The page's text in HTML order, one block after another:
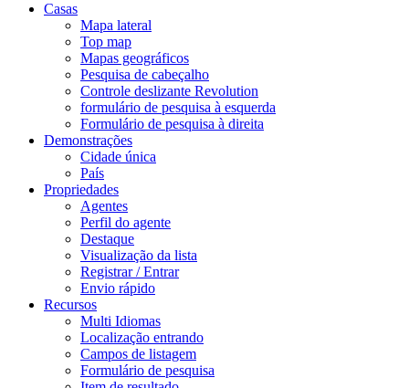
Casas
Mapa lateral
Top map
Mapas geográficos
Pesquisa de cabeçalho
Controle deslizante Revolution
formulário de pesquisa à esquerda
Formulário de pesquisa à direita
Demonstrações
Cidade única
País
Propriedades
Agentes
Perfil do agente
Destaque
Visualização da lista
Registrar / Entrar
Envio rápido
Recursos
Multi Idiomas
Localização entrando
Campos de listagem
Formulário de pesquisa